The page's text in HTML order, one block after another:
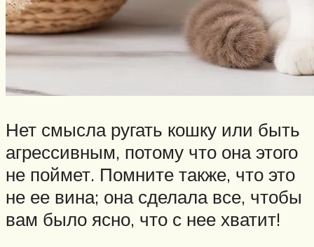
Нет смысла ругать кошку или быть
агрессивным, потому что она этого
не поймет. Помните также, что это
не ее вина; она сделала все, чтобы
вам было ясно, что с нее хватит!